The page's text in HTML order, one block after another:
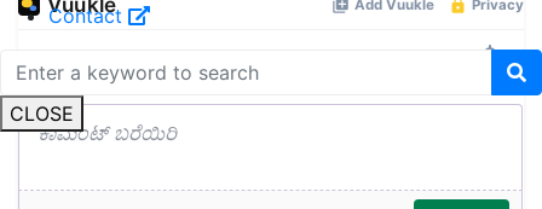
Contact
CLOSE